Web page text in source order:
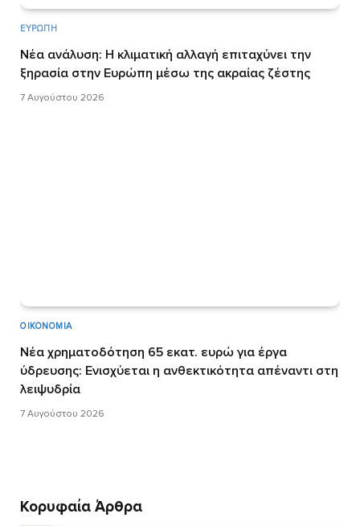
ΕΥΡΏΠΗ
Νέα ανάλυση: Η κλιματική αλλαγή επιταχύνει την
ξηρασία στην Ευρώπη μέσω της ακραίας ζέστης
7 Αυγούστου 2026
ΟΙΚΟΝΟΜΊΑ
Νέα χρηματοδότηση 65 εκατ. ευρώ για έργα
ύδρευσης: Ενισχύεται η ανθεκτικότητα απέναντι στη
λειψυδρία
7 Αυγούστου 2026
Κορυφαία Άρθρα